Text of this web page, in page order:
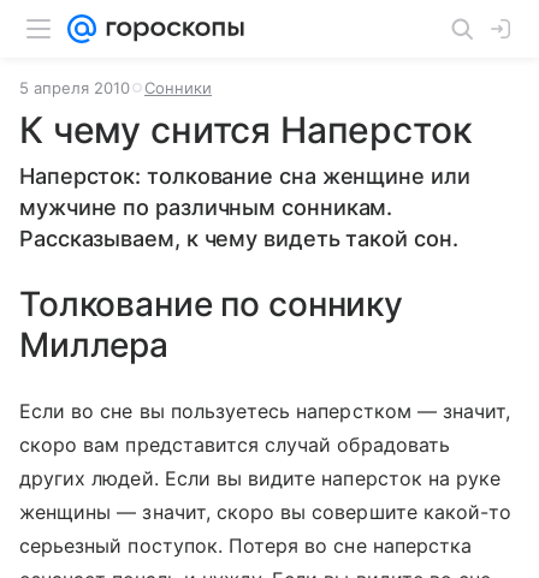
5 апреля 2010 Сонники
К чему снится Наперсток
Наперсток: толкование сна женщине или
мужчине по различным сонникам.
Рассказываем, к чему видеть такой сон.
Толкование по соннику
Миллера
Если во сне вы пользуетесь наперстком — значит,
скоро вам представится случай обрадовать
других людей. Если вы видите наперсток на руке
женщины — значит, скоро вы совершите какой-то
серьезный поступок. Потеря во сне наперстка